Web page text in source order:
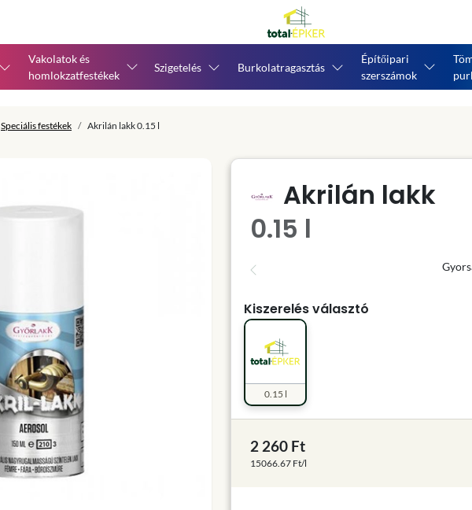
Vakolatok és
homlokzatfestékek
Szigetelés Burkolatragasztás
Építőipari
szerszámok
Speciális festékek Akrilán lakk 0.15 l
Akrilán lakk
0.15 l
Kiszerelés választó
0.15 l
2 260 Ft
15066.67 Ft/l